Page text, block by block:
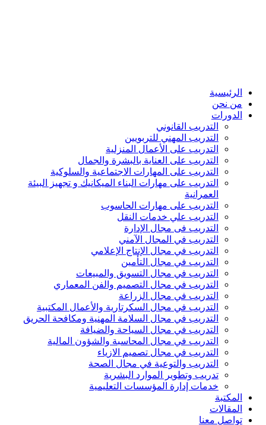
الرئيسية
من نحن
الدورات
التدريب القانوني
التدريب المهني للتربويين
التدريب على الأعمال المنزلية
التدريب على العناية بالبشرة والجمال
التدريب على المهارات الاجتماعية والسلوكية
التدريب على مهارات البناء الميكانيك و تجهيز البيئة
العمرانية
التدريب على مهارات الحاسوب
التدريب علي خدمات النقل
التدريب فى مجال الإدارة
التدريب في المجال الآمني
التدريب في مجال الإنتاج الإعلامي
التدريب في مجال التأمين
التدريب في مجال التسويق والمبيعات
التدريب في مجال التصميم والفن المعماري
التدريب في مجال الزراعة
التدريب في مجال السكرتارية والأعمال المكتبية
التدريب في مجال السلامة المهنية ومكافحة الحريق
التدريب في مجال السياحة والضيافة
التدريب في مجال المحاسبة والشؤون المالية
التدريب في مجال تصميم الازياء
التدريب والتوعية في مجال الصحة
تدريب وتطوير الموارد البشرية
خدمات إدارة المؤسسات التعليمية
المكتبة
المقالات
تواصل معنا